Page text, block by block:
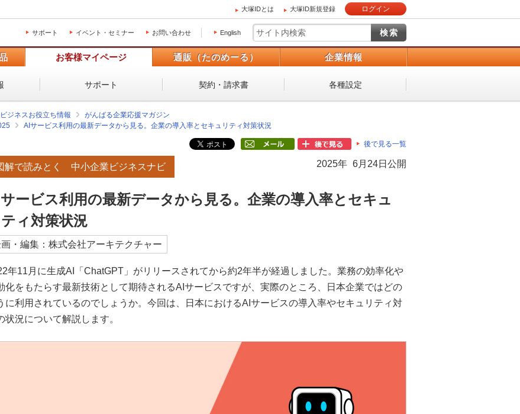
大塚IDとは 大塚ID新規登録 ログイン
サポート イベント・セミナー お問い合わせ English
お客様マイページ 通販（たのめーる） 企業情報
サポート 契約・請求書 各種設定
ビジネスお役立ち情報
がんばる企業応援マガジン
AIサービス利用の最新データから見る。企業の導入率とセキュリティ対策状況
後で見る一覧
2025年 6月24日公開
解で読みとく 中小企業ビジネスナビ
ービス利用の最新データから見る。企業の導入率とセキュ
ティ対策状況
・編集：株式会社アーキテクチャー
年11月に生成AI「ChatGPT」がリリースされてから約2年半が経過しました。業務の効率化や
化をもたらす最新技術として期待されるAIサービスですが、実際のところ、日本企業ではどの
に利用されているのでしょうか。今回は、日本におけるAIサービスの導入率やセキュリティ対
状況について解説します。